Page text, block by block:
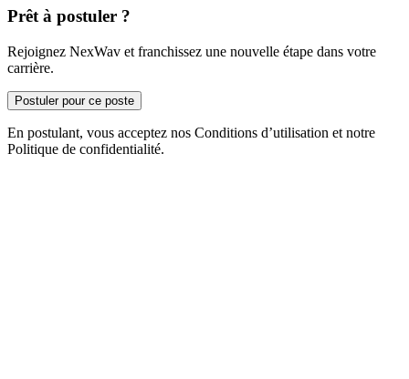
Prêt à postuler ?
Rejoignez NexWav et franchissez une nouvelle étape dans votre
carrière.
Postuler pour ce poste
En postulant, vous acceptez nos Conditions d’utilisation et notre
Politique de confidentialité.